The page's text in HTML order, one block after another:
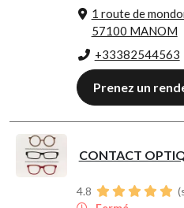
1 route de
57100 MANOM
+33382544563
Prenez un
CONTACT
4.8